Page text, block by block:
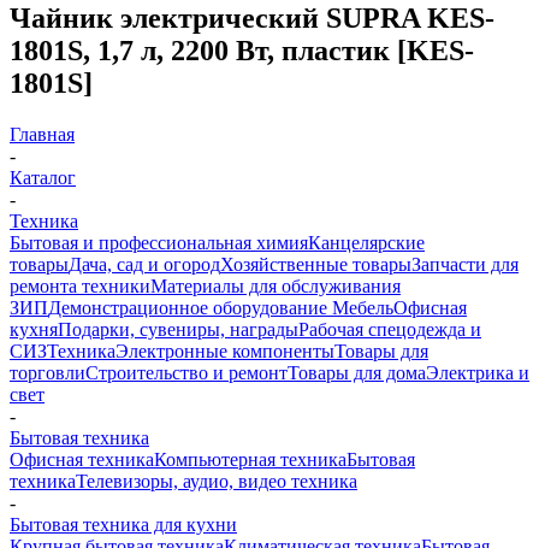
Чайник электрический SUPRA KES-
1801S, 1,7 л, 2200 Вт, пластик [KES-
1801S]
Главная
-
Каталог
-
Техника
Бытовая и профессиональная химияКанцелярские
товарыДача, сад и огородХозяйственные товарыЗапчасти для
ремонта техникиМатериалы для обслуживания
ЗИПДемонстрационное оборудование МебельОфисная
кухняПодарки, сувениры, наградыРабочая спецодежда и
СИЗТехникаЭлектронные компонентыТовары для
торговлиСтроительство и ремонтТовары для домаЭлектрика и
свет
-
Бытовая техника
Офисная техникаКомпьютерная техникаБытовая
техникаТелевизоры, аудио, видео техника
-
Бытовая техника для кухни